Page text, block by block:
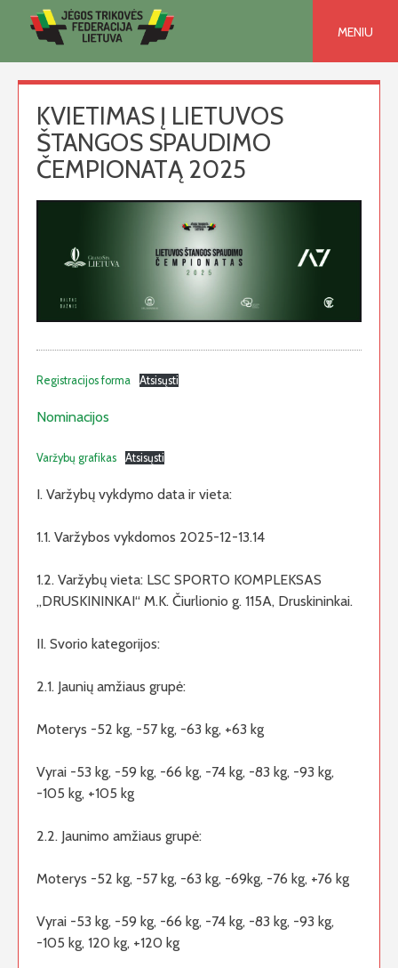
MENIU
KVIETIMAS Į LIETUVOS
ŠTANGOS SPAUDIMO
ČEMPIONATĄ 2025
Registracijos forma Atsisųsti
Nominacijos
Varžybų grafikas Atsisųsti
I. Varžybų vykdymo data ir vieta:
1.1. Varžybos vykdomos 2025-12-13.14
1.2. Varžybų vieta: LSC SPORTO KOMPLEKSAS
„DRUSKININKAI“ M.K. Čiurlionio g. 115A, Druskininkai.
II. Svorio kategorijos:
2.1. Jaunių amžiaus grupė:
Moterys -52 kg, -57 kg, -63 kg, +63 kg
Vyrai -53 kg, -59 kg, -66 kg, -74 kg, -83 kg, -93 kg,
-105 kg, +105 kg
2.2. Jaunimo amžiaus grupė:
Moterys -52 kg, -57 kg, -63 kg, -69kg, -76 kg, +76 kg
Vyrai -53 kg, -59 kg, -66 kg, -74 kg, -83 kg, -93 kg,
-105 kg, 120 kg, +120 kg